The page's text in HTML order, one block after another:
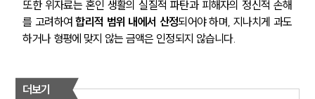
구성원 소개
이혼전문변호사
소식/자료
또한 위자료는 혼인 생활의 실질적 파탄과 피해자의 정신적 손해
를 고려하여 합리적 범위 내에서 산정되어야 하며, 지나치게 과도
하거나 형평에 맞지 않는 금액은 인정되지 않습니다.
더보기